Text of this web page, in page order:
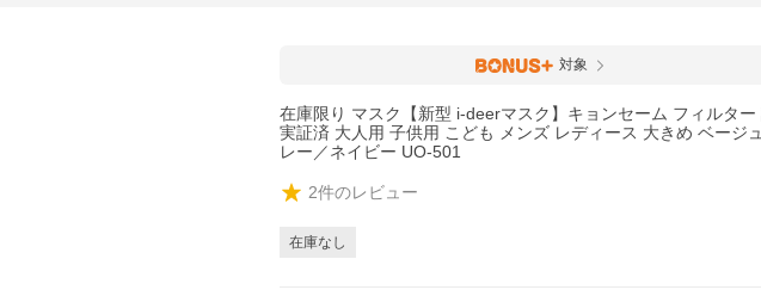
対象
在庫限り マスク【新型 i-deerマスク】キョンセーム フィルター
実証済 大人用 子供用 こども メンズ レディース 大きめ ベージ
レー／ネイビー UO-501
2件のレビュー
在庫なし